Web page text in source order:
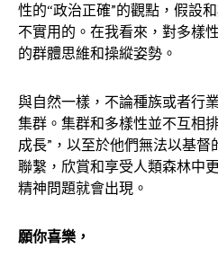
性的“政治正確”的觀點，假設
不實用的。在我看來，對多樣
的群體思維和操縱姿勢。
與自然一樣，不論種族或者行
集群。集群和多樣性並不互相
成長”，以至於他們無法以基督
聯繫，欣賞和享受人類森林中
精神問題就會出現。
願你喜樂，